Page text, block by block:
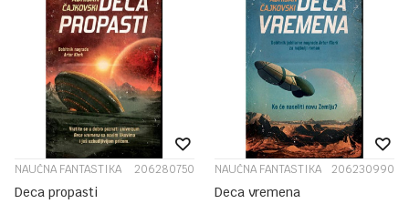
NAUČNA FANTASTIKA 206280750
Deca propasti
NAUČNA FANTASTIKA 206230990
Deca vremena